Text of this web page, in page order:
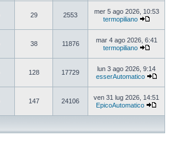
29 2553
mer 5 ago 2026, 10:53
termopiliano
38 11876
mar 4 ago 2026, 6:41
termopiliano
128 17729
lun 3 ago 2026, 9:14
esserAutomatico
147 24106
ven 31 lug 2026, 14:51
EpicoAutomatico